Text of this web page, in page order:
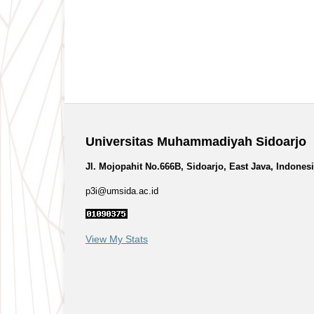
Universitas Muhammadiyah Sidoarjo
Jl. Mojopahit No.666B, Sidoarjo, East Java,
p3i@umsida.ac.id
View My Stats